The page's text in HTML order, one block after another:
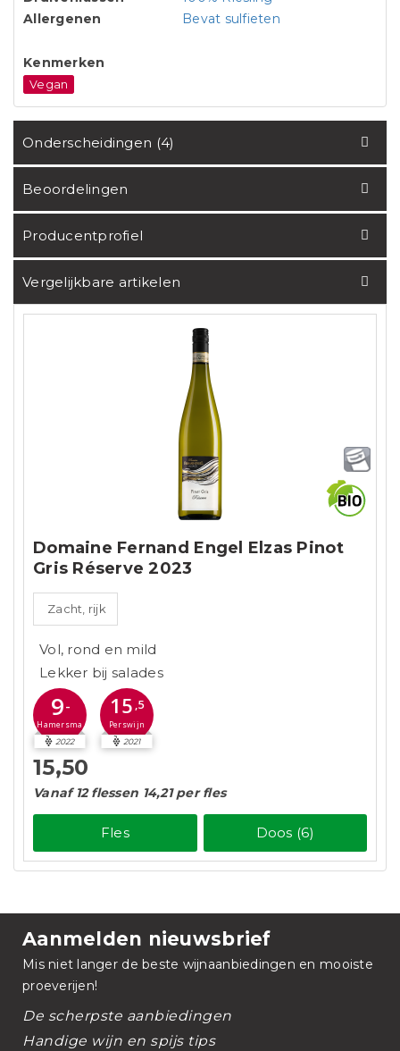
Allergenen
Bevat sulfieten
Kenmerken
Vegan
Onderscheidingen (4)
Beoordelingen
Producentprofiel
Vergelijkbare artikelen
Domaine Fernand Engel Elzas Pinot
Gris Réserve 2023
Zacht, rijk
Vol, rond en mild
Lekker bij salades
9-
Hamersma
2022
15 ,5
Perswijn
2021
15,50
Vanaf 12 flessen 14,21 per fles
Fles Doos (6)
Aanmelden nieuwsbrief
Mis niet langer de beste wijnaanbiedingen en mooiste
proeverijen!
De scherpste aanbiedingen
Handige wijn en spijs tips